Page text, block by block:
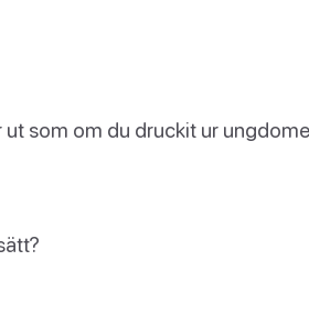
som om du druckit ur